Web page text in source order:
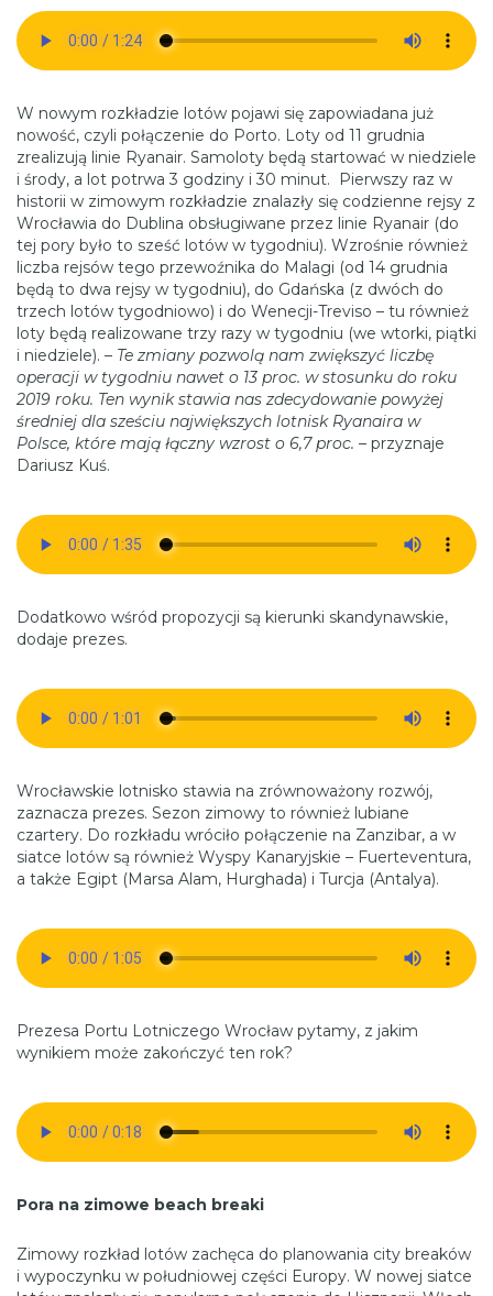
W nowym rozkładzie lotów pojawi się zapowiadana już
nowość, czyli połączenie do Porto. Loty od 11 grudnia
zrealizują linie Ryanair. Samoloty będą startować w niedziele
i środy, a lot potrwa 3 godziny i 30 minut. Pierwszy raz w
historii w zimowym rozkładzie znalazły się codzienne rejsy z
Wrocławia do Dublina obsługiwane przez linie Ryanair (do
tej pory było to sześć lotów w tygodniu). Wzrośnie również
liczba rejsów tego przewoźnika do Malagi (od 14 grudnia
będą to dwa rejsy w tygodniu), do Gdańska (z dwóch do
trzech lotów tygodniowo) i do Wenecji-Treviso – tu również
loty będą realizowane trzy razy w tygodniu (we wtorki, piątki
i niedziele). – Te zmiany pozwolą nam zwiększyć liczbę
operacji w tygodniu nawet o 13 proc. w stosunku do roku
2019 roku. Ten wynik stawia nas zdecydowanie powyżej
średniej dla sześciu największych lotnisk Ryanaira w
Polsce, które mają łączny wzrost o 6,7 proc. – przyznaje
Dariusz Kuś.
Dodatkowo wśród propozycji są kierunki skandynawskie,
dodaje prezes.
Wrocławskie lotnisko stawia na zrównoważony rozwój,
zaznacza prezes. Sezon zimowy to również lubiane
czartery. Do rozkładu wróciło połączenie na Zanzibar, a w
siatce lotów są również Wyspy Kanaryjskie – Fuerteventura,
a także Egipt (Marsa Alam, Hurghada) i Turcja (Antalya).
Prezesa Portu Lotniczego Wrocław pytamy, z jakim
wynikiem może zakończyć ten rok?
Pora na zimowe beach breaki
Zimowy rozkład lotów zachęca do planowania city breaków
i wypoczynku w południowej części Europy. W nowej siatce